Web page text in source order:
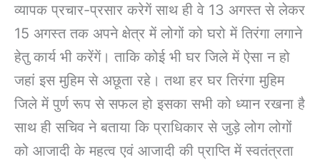
व्यापक प्रचार-प्रसार करेगें साथ ही वे 13 अगस्त से लेकर
15 अगस्त तक अपने क्षेत्र में लोगों को घरो में तिरंगा लगाने
हेतु कार्य भी करेंगें। ताकि कोई भी घर जिले में ऐसा न हो
जहां इस मुहिम से अछूता रहे। तथा हर घर तिरंगा मुहिम
जिले में पुर्ण रूप से सफल हो इसका सभी को ध्यान रखना है
साथ ही सचिव ने बताया कि प्राधिकार से जुड़े लोग लोगों
को आजादी के महत्व एवं आजादी की प्राप्ति में स्वतंत्रता